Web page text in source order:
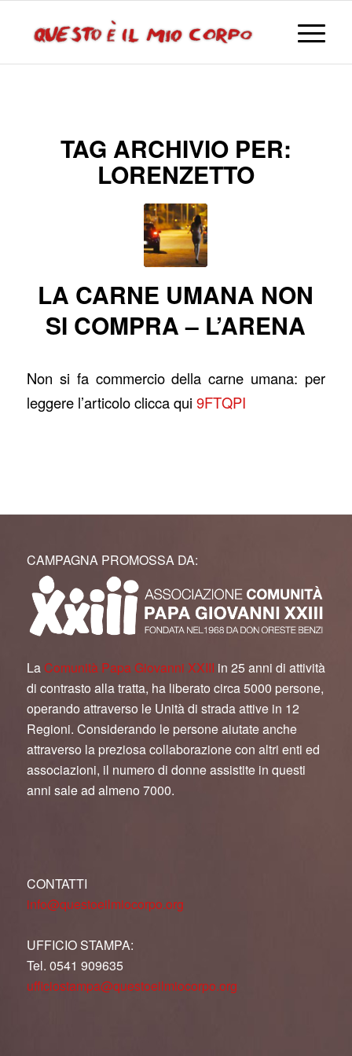
TAG ARCHIVIO PER:
LORENZETTO
LA CARNE UMANA NON
SI COMPRA – L’ARENA
Non si fa commercio della carne umana: per
leggere l’articolo clicca qui 9FTQPI
CAMPAGNA PROMOSSA DA:
La Comunità Papa Giovanni XXIII in 25 anni di attività
di contrasto alla tratta, ha liberato circa 5000 persone,
operando attraverso le Unità di strada attive in 12
Regioni. Considerando le persone aiutate anche
attraverso la preziosa collaborazione con altri enti ed
associazioni, il numero di donne assistite in questi
anni sale ad almeno 7000.
CONTATTI
info@questoeilmiocorpo.org
UFFICIO STAMPA:
Tel. 0541 909635
ufficiostampa@questoeilmiocorpo.org